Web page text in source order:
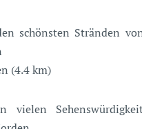
schönsten Stränden
(4.4 km)